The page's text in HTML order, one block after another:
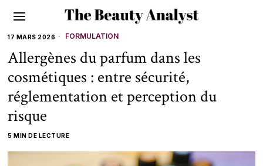
17 MARS 2026 FORMULATION
Allergènes du parfum dans les
cosmétiques : entre sécurité,
réglementation et perception du
risque
5 MIN DE LECTURE